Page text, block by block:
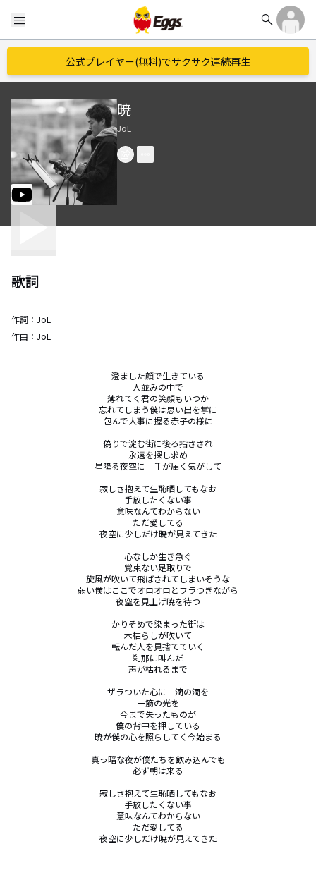
menu search
公式プレイヤー(無料)でサクサク連続再生
暁
JoL
歌詞
作詞： JoL
作曲： JoL
澄ました顔で生きている
人並みの中で
薄れてく君の笑顔もいつか
忘れてしまう僕は思い出を掌に
包んで大事に握る赤子の様に
偽りで淀む街に後ろ指さされ
永遠を探し求め
星降る夜空に　手が届く気がして
寂しさ抱えて生恥晒してもなお
手放したくない事
意味なんてわからない
ただ愛してる
夜空に少しだけ暁が見えてきた
心なしか生き急ぐ
覚束ない足取りで
旋風が吹いて飛ばされてしまいそうな
弱い僕はここでオロオロとフラつきながら
夜空を見上げ暁を待つ
かりそめで染まった街は
木枯らしが吹いて
転んだ人を見捨てていく
刹那に叫んだ
声が枯れるまで
ザラついた心に一滴の滴を
一筋の光を
今まで失ったものが
僕の背中を押している
暁が僕の心を照らしてく今始まる
真っ暗な夜が僕たちを飲み込んでも
必ず朝は来る
寂しさ抱えて生恥晒してもなお
手放したくない事
意味なんてわからない
ただ愛してる
夜空に少しだけ暁が見えてきた